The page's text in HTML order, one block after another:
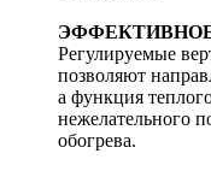
Регулируемые
позволяют
а функция
нежелательного
обогрева.